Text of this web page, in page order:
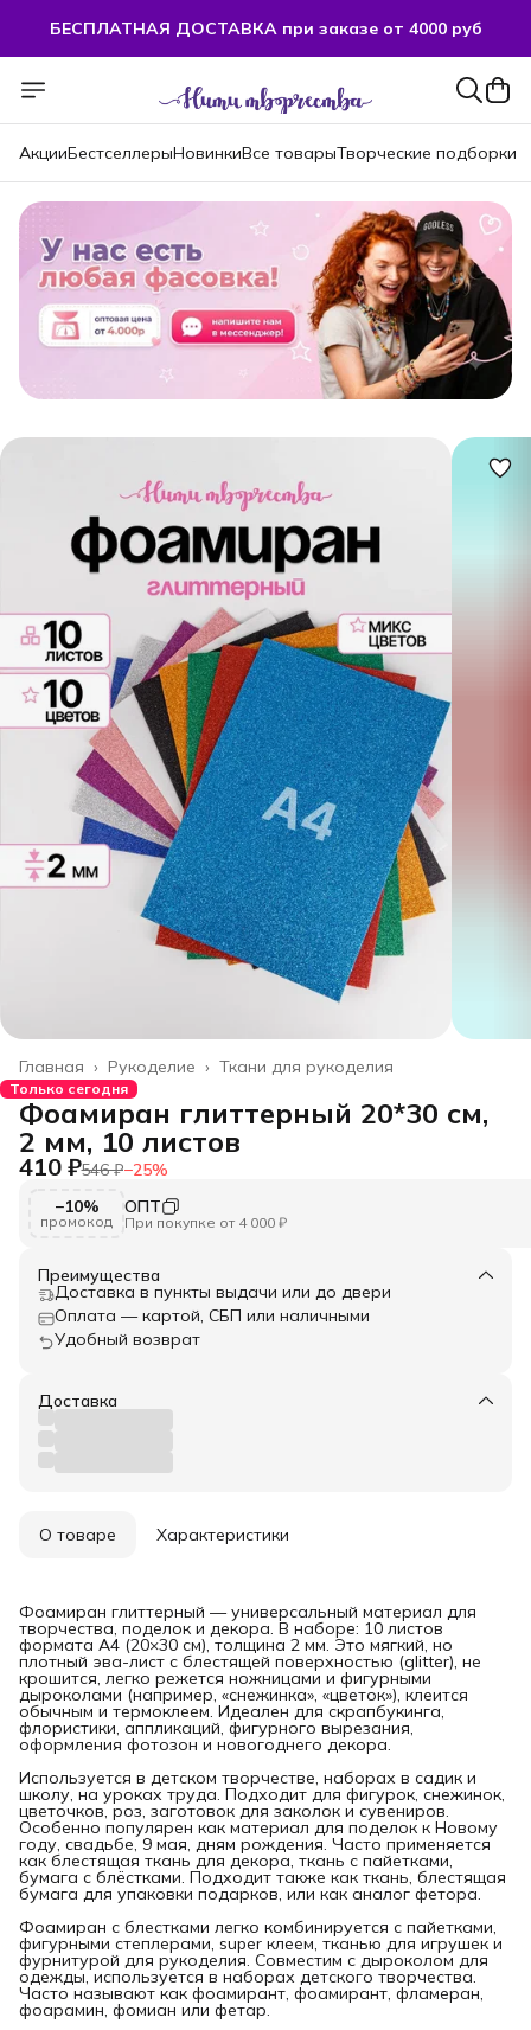
БЕСПЛАТНАЯ ДОСТАВКА при заказе от 4000 руб
БЕСПЛАТНАЯ ДОСТАВКА при заказе от 4000 руб
АкцииБестселлерыНовинкиВсе товарыТворческие подборки
Ткани для рукоделия
Рукоделие ›
Главная ›
Только сегодня
Фоамиран глиттерный 20*30 см,
2 мм, 10 листов
410 ₽546 ₽−25%
−10%
промокод
ОПТ
При покупке от 4 000 ₽
Преимущества
Доставка в пункты выдачи или до двери
Оплата — картой, СБП или наличными
Удобный возврат
Доставка
О товаре Характеристики
Фоамиран глиттерный — универсальный материал для
творчества, поделок и декора. В наборе: 10 листов
формата A4 (20×30 см), толщина 2 мм. Это мягкий, но
плотный эва-лист с блестящей поверхностью (glitter), не
крошится, легко режется ножницами и фигурными
дыроколами (например, «снежинка», «цветок»), клеится
обычным и термоклеем. Идеален для скрапбукинга,
флористики, аппликаций, фигурного вырезания,
оформления фотозон и новогоднего декора.
Используется в детском творчестве, наборах в садик и
школу, на уроках труда. Подходит для фигурок, снежинок,
цветочков, роз, заготовок для заколок и сувениров.
Особенно популярен как материал для поделок к Новому
году, свадьбе, 9 мая, дням рождения. Часто применяется
как блестящая ткань для декора, ткань с пайетками,
бумага с блёстками. Подходит также как ткань, блестящая
бумага для упаковки подарков, или как аналог фетора.
Фоамиран с блестками легко комбинируется с пайетками,
фигурными степлерами, super клеем, тканью для игрушек и
фурнитурой для рукоделия. Совместим с дыроколом для
одежды, используется в наборах детского творчества.
Часто называют как фоамирант, фоамирант, фламеран,
фоарамин, фомиан или фетар.